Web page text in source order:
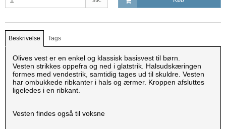
Beskrivelse Tags
Olives vest er en enkel og klassisk basisvest til børn.
Vesten strikkes oppefra og ned i glatstrik. Halsudskæringen
formes med vendestrik, samtidig tages ud til skuldre. Vesten
har ombukkede ribkanter i hals og ærmer. Kroppen afsluttes
ligeledes i en ribkant.
Vesten findes også til voksne